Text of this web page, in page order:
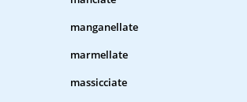
manganellate
marmellate
massicciate